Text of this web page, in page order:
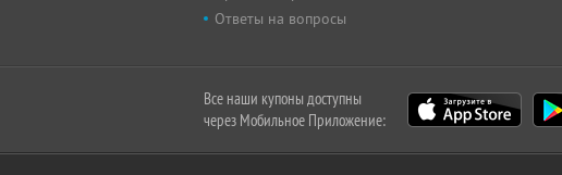
Ответы на вопросы
Все наши купоны доступны
через Мобильное Приложение: